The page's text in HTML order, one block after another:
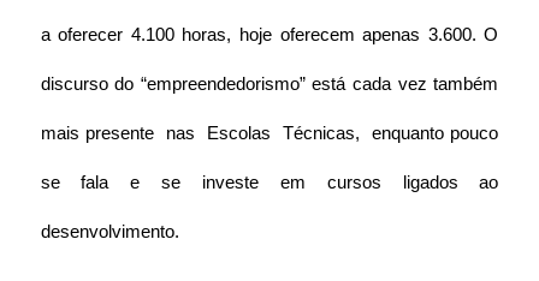
a oferecer 4.100 horas, hoje oferecem apenas 3.600. O
discurso do “empreendedorismo” está cada vez também
mais presente  nas  Escolas  Técnicas,  enquanto pouco
se fala e se investe em cursos ligados ao
desenvolvimento.